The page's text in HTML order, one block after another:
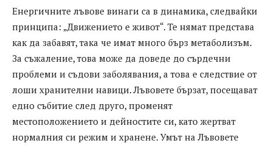
Енергичните лъвове винаги са в динамика, следвайки
принципа: „Движението е живот“. Те нямат представа
как да забавят, така че имат много бърз метаболизъм.
За съжаление, това може да доведе до сърдечни
проблеми и съдови заболявания, а това е следствие от
лоши хранителни навици. Лъвовете бързат, посещават
едно събитие след друго, променят
местоположението и дейностите си, като жертват
нормалния си режим и хранене. Умът на Лъвовете